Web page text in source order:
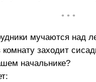
• • •
мучаются над
заходит
начальнике?